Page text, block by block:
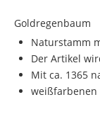
Goldregenbaum
Naturstamm
Der Artikel
Mit ca. 1365
weißfarbenen